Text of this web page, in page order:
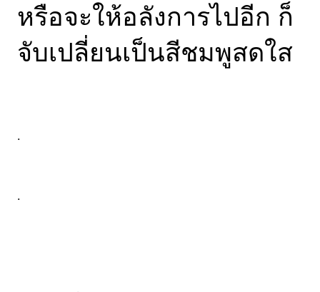
หรือจะให้อลังการไปอีก ก็
จับเปลี่ยนเป็นสีชมพูสดใส
.
.